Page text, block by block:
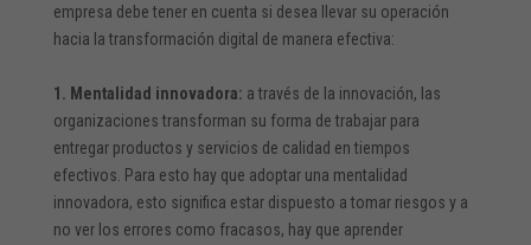
empresa debe tener en cuenta si desea llevar su operación
hacia la transformación digital de manera efectiva:
1. Mentalidad innovadora: a través de la innovación, las
organizaciones transforman su forma de trabajar para
entregar productos y servicios de calidad en tiempos
efectivos. Para esto hay que adoptar una mentalidad
innovadora, esto significa estar dispuesto a tomar riesgos y a
no ver los errores como fracasos, hay que aprender